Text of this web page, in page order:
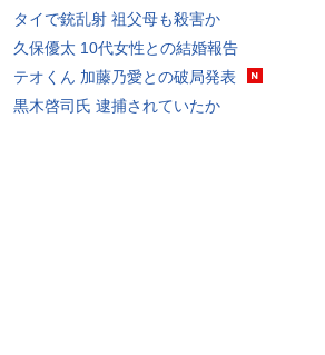
タイで銃乱射 祖父母も殺害か
久保優太 10代女性との結婚報告
テオくん 加藤乃愛との破局発表
黒木啓司氏 逮捕されていたか